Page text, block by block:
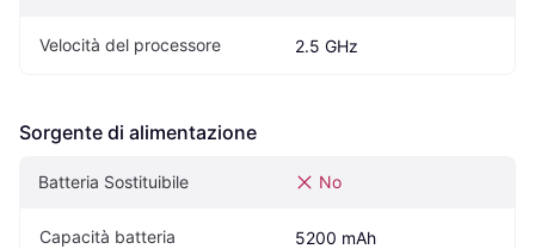
Velocità del processore 2.5 GHz
Sorgente di alimentazione
Batteria Sostituibile No
Capacità batteria 5200 mAh